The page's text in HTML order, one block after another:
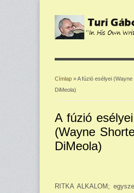
Jelenlegi hely
Címlap » A fúzió esélyei (Wayne
DiMeola)
A fúzió esélyei
(Wayne
DiMeola)
RITKA ALKALOM;